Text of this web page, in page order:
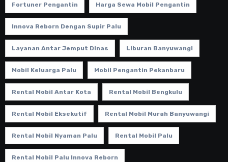
Fortuner Pengantin Harga Sewa Mobil Pengantin
Innova Reborn Dengan Supir Palu
Layanan Antar Jemput Dinas Liburan Banyuwangi
Mobil Keluarga Palu Mobil Pengantin Pekanbaru
Rental Mobil Antar Kota Rental Mobil Bengkulu
Rental Mobil Eksekutif Rental Mobil Murah Banyuwangi
Rental Mobil Nyaman Palu Rental Mobil Palu
Rental Mobil Palu Innova Reborn